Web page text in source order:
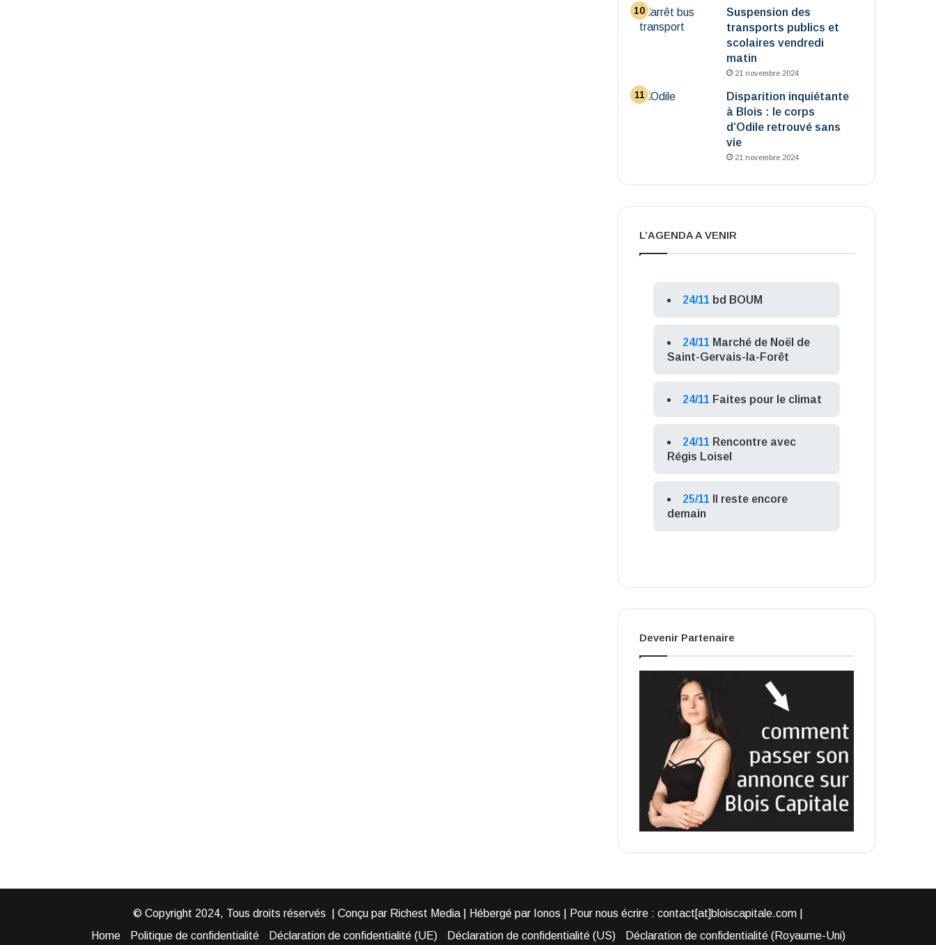
Suspension des
transports publics et
scolaires vendredi
matin
21 novembre 2024
Disparition inquiétante
à Blois : le corps
d’Odile retrouvé sans
vie
21 novembre 2024
L’AGENDA A VENIR
24/11 bd BOUM
24/11 Marché de Noël de
Saint-Gervais-la-Forêt
24/11 Faites pour le climat
24/11 Rencontre avec
Régis Loisel
25/11
Il reste encore
demain
Devenir Partenaire
© Copyright 2024, Tous droits réservés | Conçu par Richest Media | Hébergé par Ionos | Pour nous écrire : contact[at]bloiscapitale.com |
Home
Politique de confidentialité Déclaration de confidentialité (UE) Déclaration de confidentialité (US) Déclaration de confidentialité (Royaume-Uni)